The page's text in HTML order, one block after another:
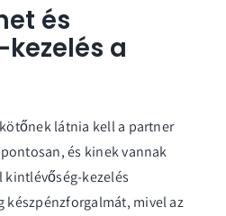
és
a
látnia kell a partner
és kinek vannak
kintlévőség-kezelés
készpénzforgalmát, mivel az